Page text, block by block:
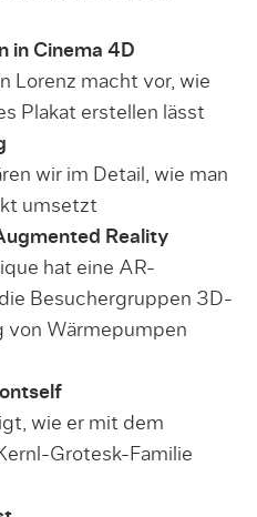
in Cinema 4D
Lorenz macht vor, wie
Plakat erstellen lässt
wir im Detail, wie man
umsetzt
Reality
hat eine AR-
Besuchergruppen 3D-
von Wärmepumpen
wie er mit dem
Grotesk-Familie